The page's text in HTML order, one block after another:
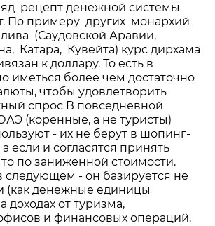
рецепт денежной системы
По примеру других монархий
(Саудовской Аравии,
Катара, Кувейта) курс дирхама
к доллару. То есть в
иметься более чем достаточно
чтобы удовлетворить
спрос В повседневной
(коренные, а не туристы)
- их не берут в шопинг-
если и согласятся принять
по заниженной стоимости.
следующем - он базируется не
(как денежные единицы
доходах от туризма,
и финансовых операций.